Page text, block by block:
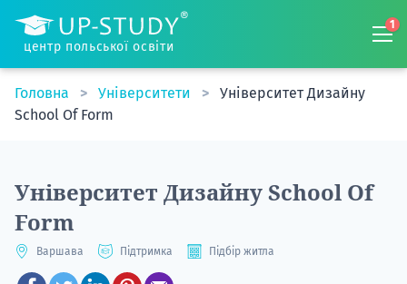
центр польської освіти
1
Головна Університети
Університет Дизайну
School Of Form
Університет Дизайну School Of
Form
Варшава Підтримка Підбір житла